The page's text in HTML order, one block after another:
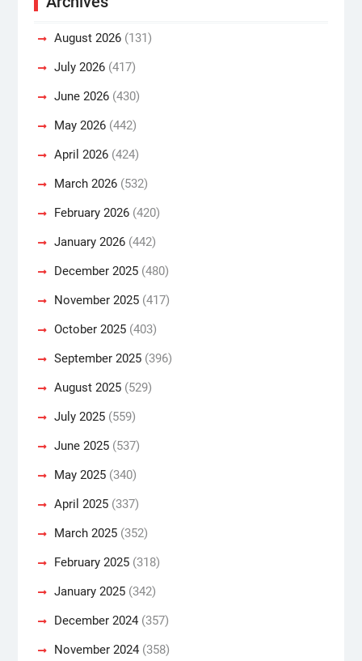
August 2026(131)
July 2026(417)
June 2026(430)
May 2026(442)
April 2026(424)
March 2026(532)
February 2026(420)
January 2026(442)
December 2025(480)
November 2025(417)
October 2025(403)
September 2025(396)
August 2025(529)
July 2025(559)
June 2025(537)
May 2025(340)
April 2025(337)
March 2025(352)
February 2025(318)
January 2025(342)
December 2024(357)
November 2024(358)